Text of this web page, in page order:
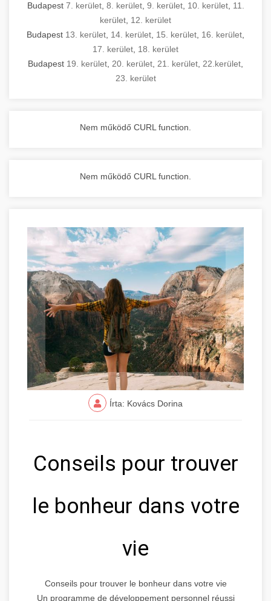
Budapest 7. kerület, 8. kerület, 9. kerület, 10. kerület, 11.
kerület 12. kerület
Budapest 13. kerület 14. kerület 15. kerület 16. kerület
17. kerület 18. kerület
Budapest 19. kerület 20. kerület 21. kerület 22.kerület
23. kerület
Nem működő CURL function.
Nem működő CURL function.
Írta: Kovács Dorina
Conseils pour trouver
le bonheur dans votre
vie
Conseils pour trouver le bonheur dans votre vie
Un programme de développement personnel réussi